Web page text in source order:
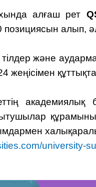
алғаш рет
алып,
және
жеңісімен
university-